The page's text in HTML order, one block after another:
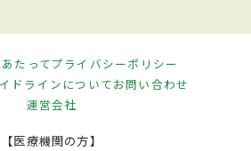
たってプライバシーポリシー
ドラインについてお問い合わせ
運営会社
【医療機関の方】